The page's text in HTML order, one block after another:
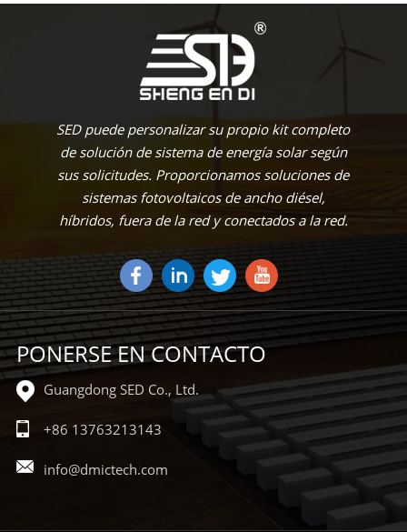
SED puede personalizar su propio kit completo
de solución de sistema de energía solar según
sus solicitudes. Proporcionamos soluciones de
sistemas fotovoltaicos de ancho diésel,
híbridos, fuera de la red y conectados a la red.
PONERSE EN CONTACTO
Guangdong SED Co., Ltd.
+86 13763213143
info@dmictech.com